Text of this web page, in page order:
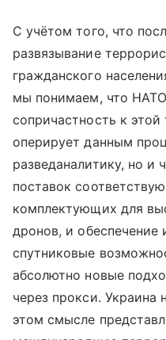
С учётом того, что
развязывание
гражданского
мы понимаем, что
сопричастность к
оперирует данным
разведаналитику, но и
поставок
комплектующих для
дронов, и обеспечение
спутниковые
абсолютно новые
через прокси. Украина
этом смысле